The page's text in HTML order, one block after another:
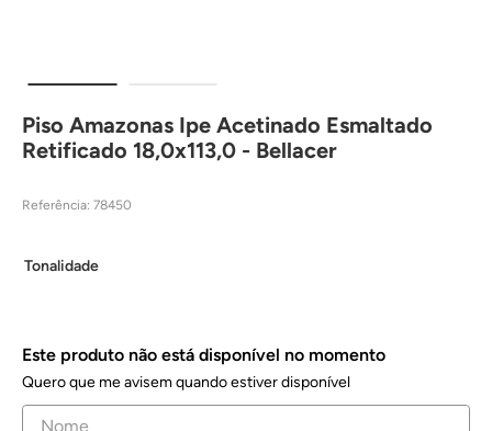
Piso Amazonas Ipe Acetinado Esmaltado
Retificado 18,0x113,0 - Bellacer
Referência: 78450
Tonalidade
Este produto não está disponível no momento
Quero que me avisem quando estiver disponível